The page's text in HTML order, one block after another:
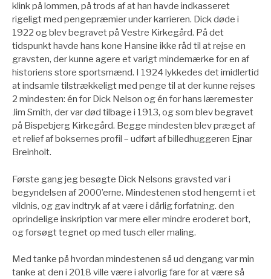
klink på lommen, på trods af at han havde indkasseret
rigeligt med pengepræmier under karrieren. Dick døde i
1922 og blev begravet på Vestre Kirkegård. På det
tidspunkt havde hans kone Hansine ikke råd til at rejse en
gravsten, der kunne agere et varigt mindemærke for en af
historiens store sportsmænd. I 1924 lykkedes det imidlertid
at indsamle tilstrækkeligt med penge til at der kunne rejses
2 mindesten: én for Dick Nelson og én for hans læremester
Jim Smith, der var død tilbage i 1913, og som blev begravet
på Bispebjerg Kirkegård. Begge mindesten blev præget af
et relief af boksernes profil – udført af billedhuggeren Ejnar
Breinholt.
Første gang jeg besøgte Dick Nelsons gravsted var i
begyndelsen af 2000’erne. Mindestenen stod hengemt i et
vildnis, og gav indtryk af at være i dårlig forfatning. den
oprindelige inskription var mere eller mindre eroderet bort,
og forsøgt tegnet op med tusch eller maling.
Med tanke på hvordan mindestenen så ud dengang var min
tanke at den i 2018 ville være i alvorlig fare for at være så